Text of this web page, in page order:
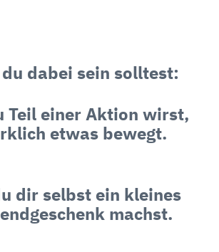
dabei sein solltest:
Teil einer Aktion wirst,
etwas bewegt.
dir selbst ein kleines
machst.